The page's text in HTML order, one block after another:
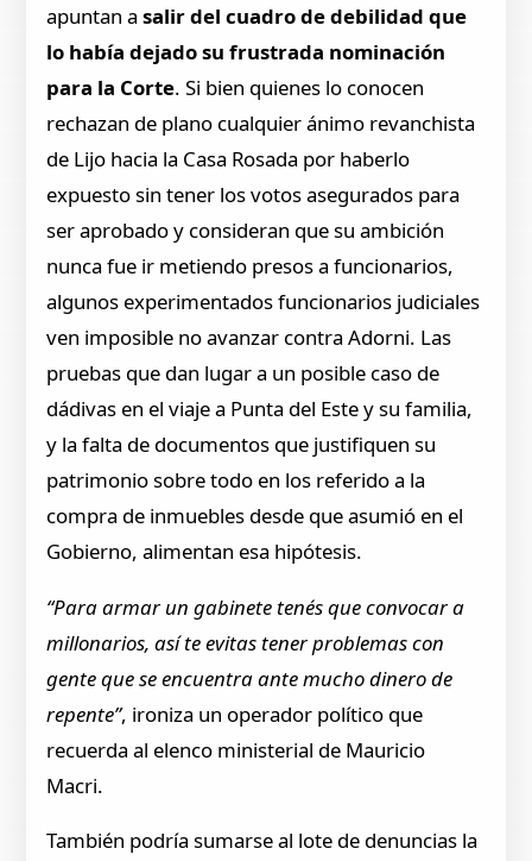
apuntan asalir del cuadro de debilidad que
lo había dejado su frustrada nominación
para la Corte. Si bien quienes lo conocen
rechazan de plano cualquier ánimo revanchista
de Lijo hacia la Casa Rosada por haberlo
expuesto sin tener los votos asegurados para
ser aprobado y consideran que su ambición
nunca fue ir metiendo presos a funcionarios,
algunos experimentados funcionarios judiciales
ven imposible no avanzar contra Adorni. Las
pruebas que dan lugar a un posible caso de
dádivas en el viaje a Punta del Este y su familia,
y la falta de documentos que justifiquen su
patrimonio sobre todo en los referido a la
compra de inmuebles desde que asumió en el
Gobierno, alimentan esa hipótesis.
“Para armar un gabinete tenés que convocar a
millonarios, así te evitas tener problemas con
gente que se encuentra ante mucho dinero de
repente”, ironiza un operador político que
recuerda al elenco ministerial de Mauricio
Macri.
También podría sumarse al lote de denuncias la